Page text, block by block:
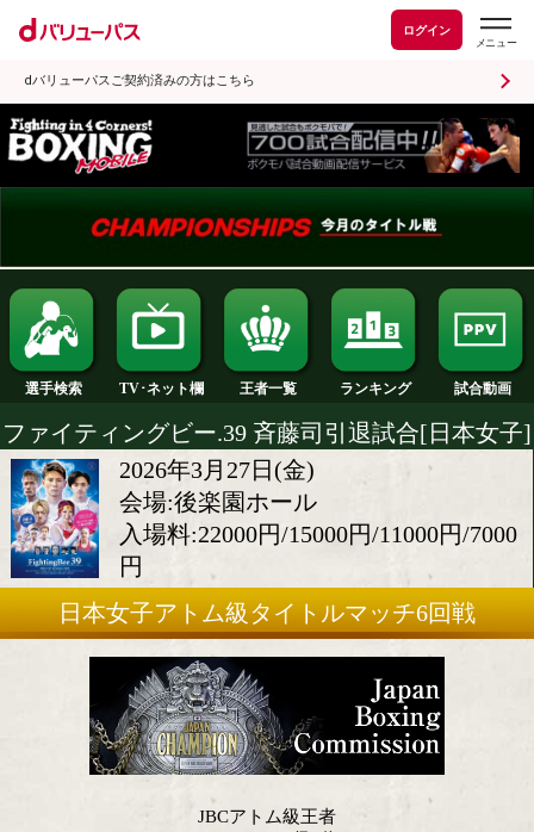
ログイン
dバリューパスご契約済みの方はこちら
選手検索 TV･ネット欄 王者一覧 ランキング
ファイティングビー.39 斉藤司引退試合[
2026年3月27日(金)
会場:後楽園ホール
入場料:22000円/15000円/
円
日本女子アトム級タイトルマッチ6